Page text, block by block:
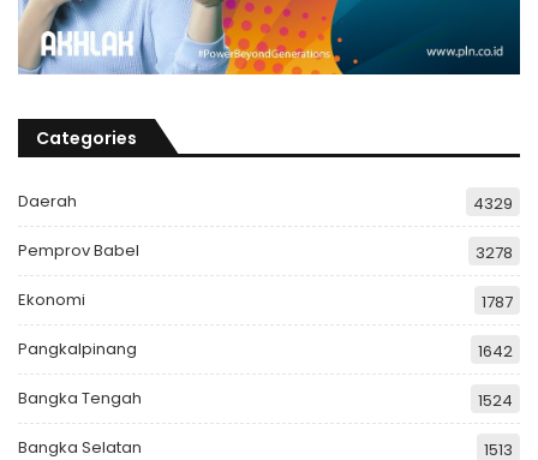
Categories
Daerah 4329
Pemprov Babel 3278
Ekonomi 1787
Pangkalpinang 1642
Bangka Tengah 1524
Bangka Selatan 1513